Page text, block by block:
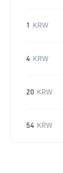
1 KRW
4 KRW
20 KRW
54 KRW